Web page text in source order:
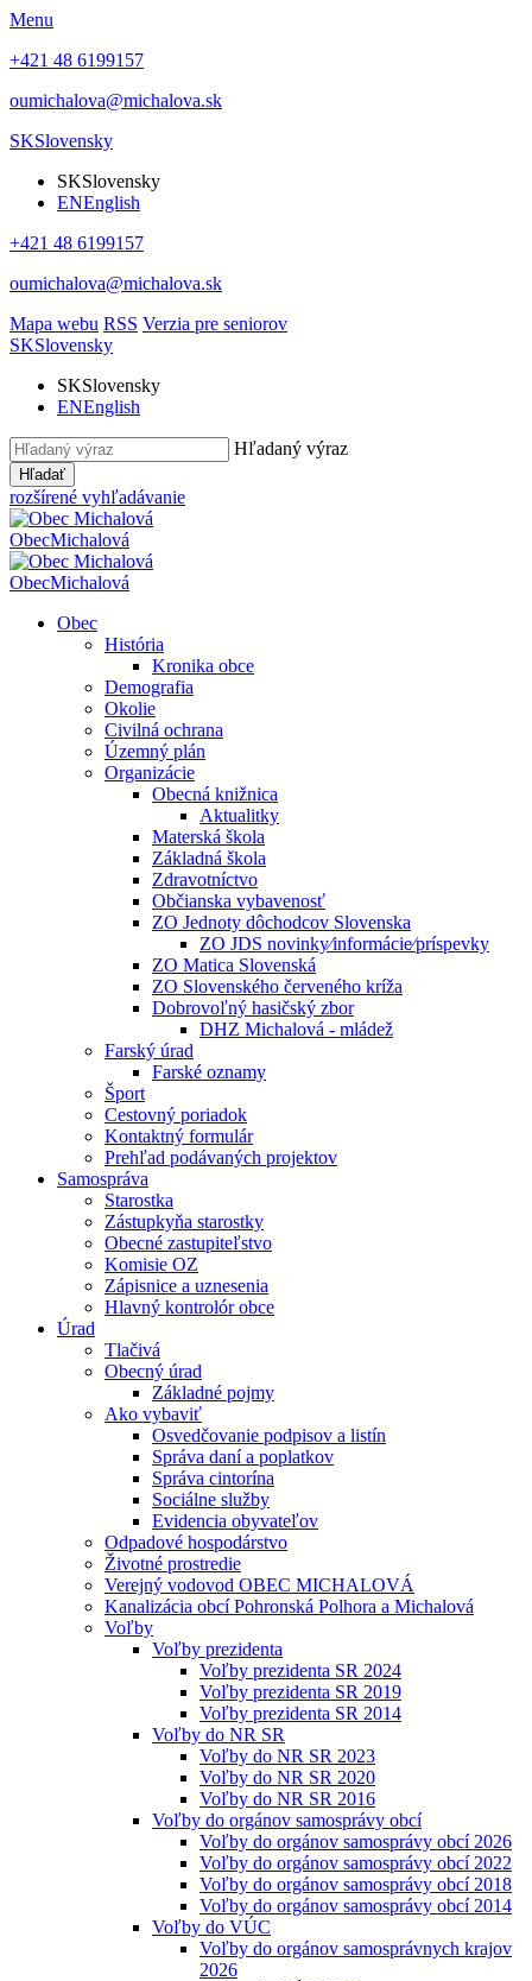
Menu
+421 48 6199157
oumichalova@michalova.sk
SKSlovensky
SKSlovensky
ENEnglish
+421 48 6199157
oumichalova@michalova.sk
Mapa webu RSS Verzia pre seniorov
SKSlovensky
SKSlovensky
ENEnglish
Hľadaný výraz
Hľadať
rozšírené vyhľadávanie
ObecMichalová
ObecMichalová
Obec
História
Kronika obce
Demografia
Okolie
Civilná ochrana
Územný plán
Organizácie
Obecná knižnica
Aktualitky
Materská škola
Základná škola
Zdravotníctvo
Občianska vybavenosť
ZO Jednoty dôchodcov Slovenska
ZO JDS novinky⁄informácie⁄príspevky
ZO Matica Slovenská
ZO Slovenského červeného kríža
Dobrovoľný hasičský zbor
DHZ Michalová - mládež
Farský úrad
Farské oznamy
Šport
Cestovný poriadok
Kontaktný formulár
Prehľad podávaných projektov
Samospráva
Starostka
Zástupkyňa starostky
Obecné zastupiteľstvo
Komisie OZ
Zápisnice a uznesenia
Hlavný kontrolór obce
Úrad
Tlačivá
Obecný úrad
Základné pojmy
Ako vybaviť
Osvedčovanie podpisov a listín
Správa daní a poplatkov
Správa cintorína
Sociálne služby
Evidencia obyvateľov
Odpadové hospodárstvo
Životné prostredie
Verejný vodovod OBEC MICHALOVÁ
Kanalizácia obcí Pohronská Polhora a Michalová
Voľby
Voľby prezidenta
Voľby prezidenta SR 2024
Voľby prezidenta SR 2019
Voľby prezidenta SR 2014
Voľby do NR SR
Voľby do NR SR 2023
Voľby do NR SR 2020
Voľby do NR SR 2016
Voľby do orgánov samosprávy obcí
Voľby do orgánov samosprávy obcí 2026
Voľby do orgánov samosprávy obcí 2022
Voľby do orgánov samosprávy obcí 2018
Voľby do orgánov samosprávy obcí 2014
Voľby do VÚC
Voľby do orgánov samosprávnych krajov
2026